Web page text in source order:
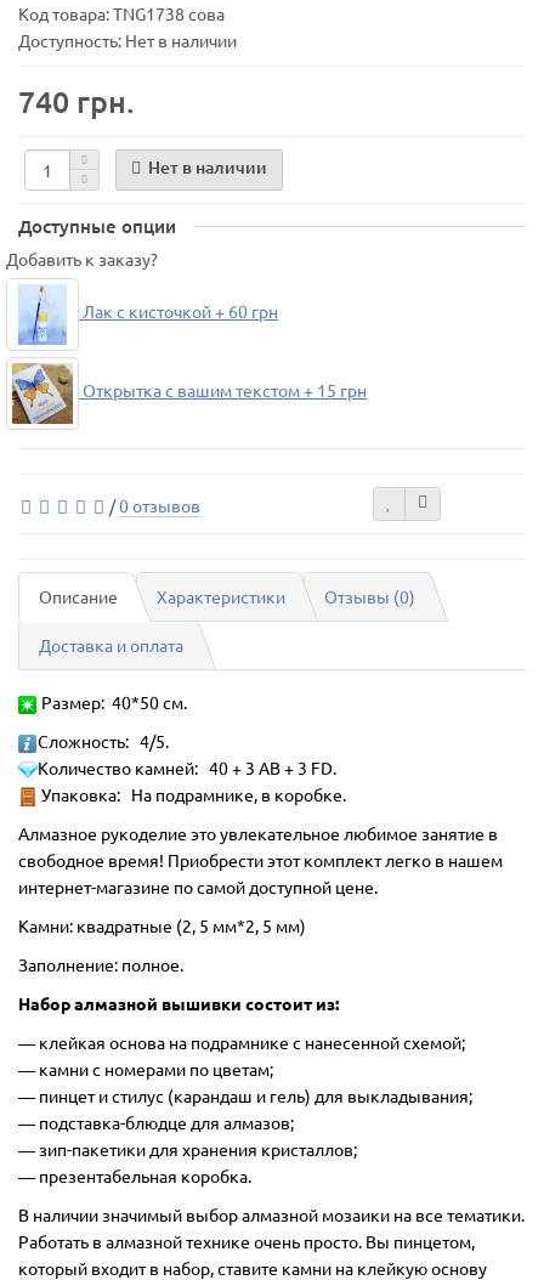
Код товара:TNG1738 сова
Доступность: Нет в наличии
740 грн.
Нет в наличии
Доступные опции
Добавить к заказу?
Лак с кисточкой + 60 грн
Открытка с вашим текстом + 15 грн
/0 отзывов
Описание Характеристики Отзывы (0)
Доставка и оплата
Размер: 40*50 см.
Сложность: 4/5.
Количество камней: 40 + 3 AB + 3 FD.
Упаковка: На подрамнике, в коробке.
Алмазное рукоделие это увлекательное любимое занятие в
свободное время! Приобрести этот комплект легко в нашем
интернет-магазине по самой доступной цене.
Камни: квадратные (2, 5 мм*2, 5 мм)
Заполнение: полное.
Набор алмазной вышивки состоит из:
― клейкая основа на подрамнике с нанесенной схемой;
― камни с номерами по цветам;
― пинцет и стилус (карандаш и гель) для выкладывания;
― подставка-блюдце для алмазов;
― зип-пакетики для хранения кристаллов;
― презентабельная коробка.
В наличии значимый выбор алмазной мозаики на все тематики.
Работать в алмазной технике очень просто. Вы пинцетом,
который входит в набор, ставите камни на клейкую основу